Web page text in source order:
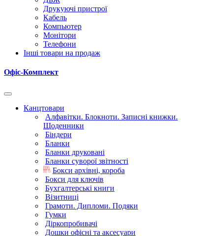
Друкуючі пристрої
Кабель
Компьютер
Монітори
Телефони
Інші товари на продаж
Офіс-Комплект
Канцтовари
Алфавітки. Блокноти. Записні книжки.
Щоденники
Біндери
Бланки
Бланки друковані
Бланки суворої звітності
Бокси архівні, короба
Бокси для ключів
Бухгалтерські книги
Візитниці
Грамоти. Дипломи. Подяки
Гумки
Діркопробивачі
Дошки офісні та аксесуари